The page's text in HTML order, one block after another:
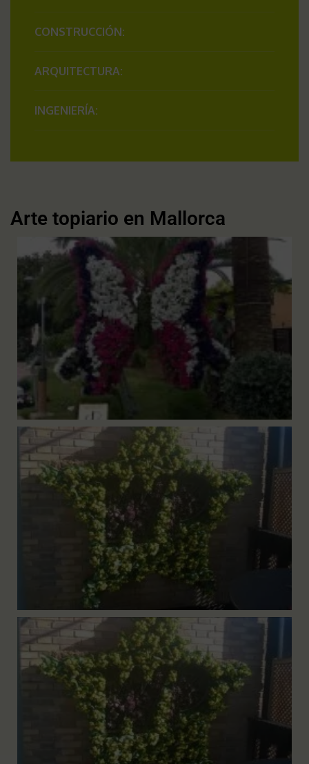
CONSTRUCCIÓN:
ARQUITECTURA:
INGENIERÍA:
Arte topiario en Mallorca